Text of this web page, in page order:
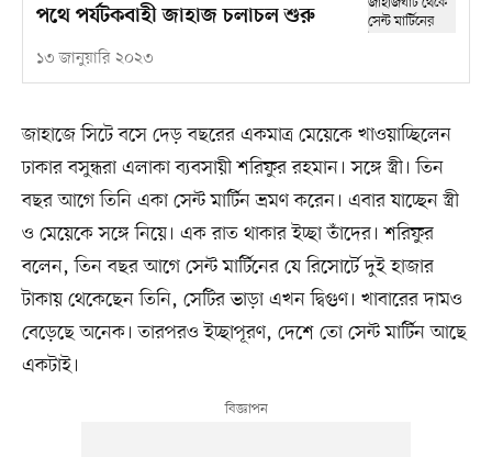
পথে পর্যটকবাহী জাহাজ চলাচল শুরু
১৩ জানুয়ারি ২০২৩
জাহাজে সিটে বসে দেড় বছরের একমাত্র মেয়েকে খাওয়াচ্ছিলেন
ঢাকার বসুন্ধরা এলাকা ব্যবসায়ী শরিফুর রহমান। সঙ্গে স্ত্রী। তিন
বছর আগে তিনি একা সেন্ট মার্টিন ভ্রমণ করেন। এবার যাচ্ছেন স্ত্রী
ও মেয়েকে সঙ্গে নিয়ে। এক রাত থাকার ইচ্ছা তাঁদের। শরিফুর
বলেন, তিন বছর আগে সেন্ট মার্টিনের যে রিসোর্টে দুই হাজার
টাকায় থেকেছেন তিনি, সেটির ভাড়া এখন দ্বিগুণ। খাবারের দামও
বেড়েছে অনেক। তারপরও ইচ্ছাপূরণ, দেশে তো সেন্ট মার্টিন আছে
একটাই।